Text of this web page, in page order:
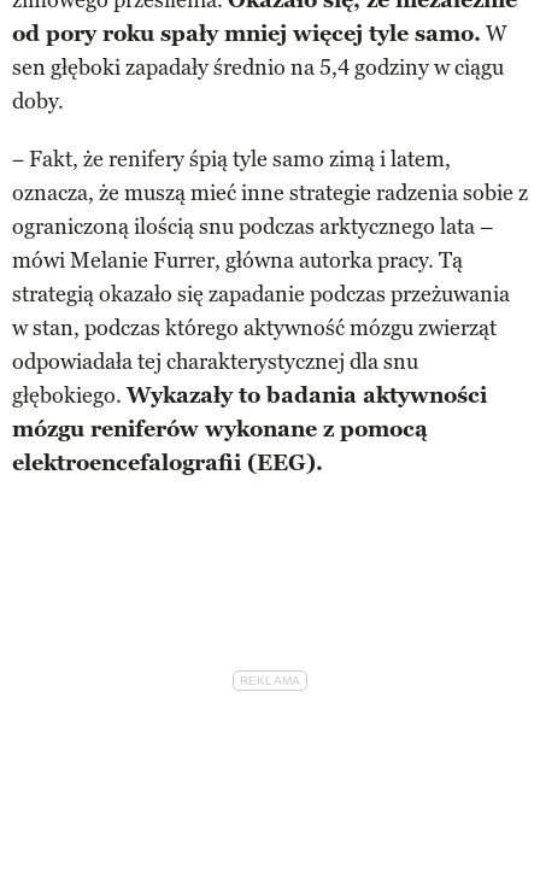
od pory roku spały mniej więcej tyle samo. W
sen głęboki zapadały średnio na 5,4 godziny w ciągu
doby.
− Fakt, że renifery śpią tyle samo zimą i latem,
oznacza, że muszą mieć inne strategie radzenia sobie z
ograniczoną ilością snu podczas arktycznego lata –
mówi Melanie Furrer, główna autorka pracy. Tą
strategią okazało się zapadanie podczas przeżuwania
w stan, podczas którego aktywność mózgu zwierząt
odpowiadała tej charakterystycznej dla snu
głębokiego.Wykazały to badania aktywności
mózgu reniferów wykonane z pomocą
elektroencefalografii (EEG).